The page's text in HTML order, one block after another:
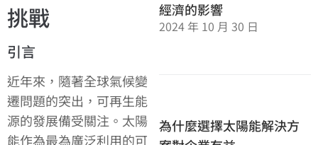
挑戰
引言
近年來，隨著全球氣候變
遷問題的突出，可再生能
源的發展備受關注。太陽
能作為最為廣泛利用的可
經濟的影響
2024 年 10 月 30 日
為什麼選擇太陽能解決方